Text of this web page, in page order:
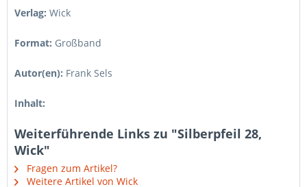
Verlag: Wick
Format: Großband
Autor(en): Frank Sels
Inhalt:
Weiterführende Links zu "Silberpfeil 28,
Wick"
Fragen zum Artikel?
Weitere Artikel von Wick